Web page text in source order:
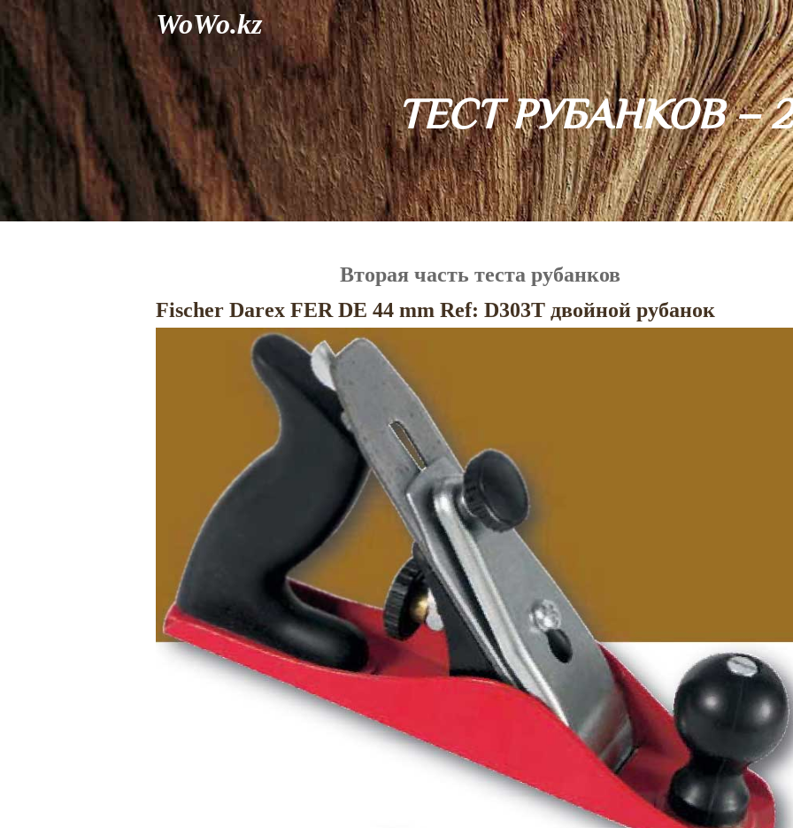
WoWo.kz
ТЕСТ РУБАНКОВ – 2
Вторая часть теста рубанков
Fischer Darex FER DE 44 mm Ref: D303T двойной рубанок